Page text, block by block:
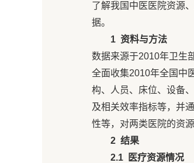
了解我国中医医院资源
据。
1 资料与方法
数据来源于2010年卫生
全面收集2010年全国中
构、人员、床位、设备
及相关效率指标等，并
性等，对两类医院的资
2 结果
2.1
医疗资源情况